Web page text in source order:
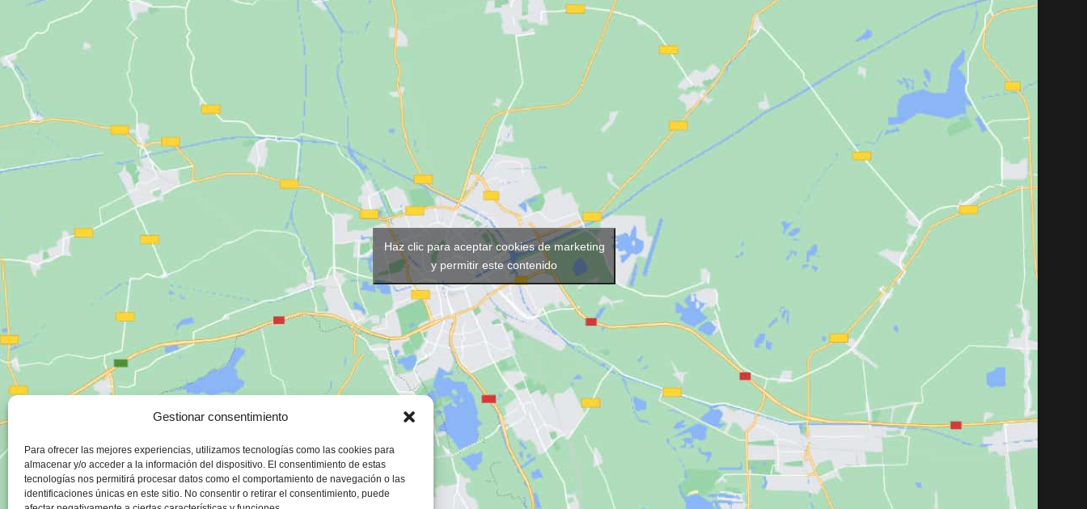
Gestionar consentimiento
Para ofrecer las mejores experiencias, utilizamos tecnologías como las cookies para
almacenar y/o acceder a la información del dispositivo. El consentimiento de estas
tecnologías nos permitirá procesar datos como el comportamiento de navegación o las
identificaciones únicas en este sitio. No consentir o retirar el consentimiento, puede
Haz clic para aceptar cookies de marketing
y permitir este contenido